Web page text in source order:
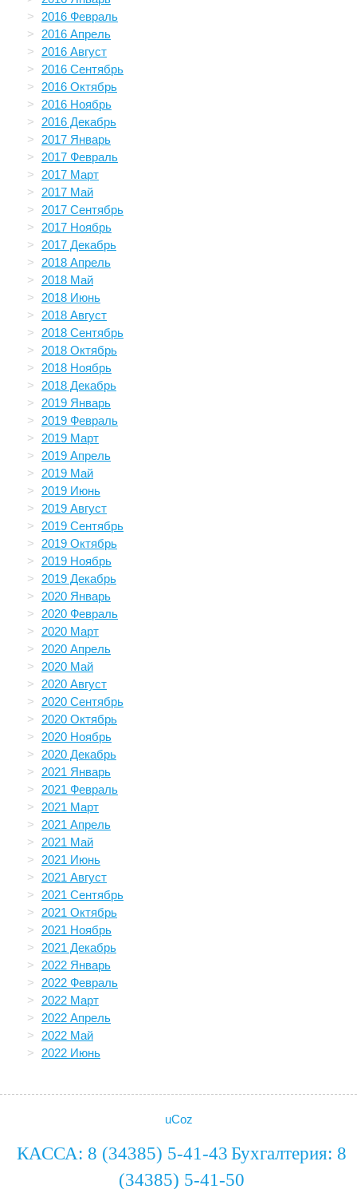
2016 Февраль
2016 Апрель
2016 Август
2016 Сентябрь
2016 Октябрь
2016 Ноябрь
2016 Декабрь
2017 Январь
2017 Февраль
2017 Март
2017 Май
2017 Сентябрь
2017 Ноябрь
2017 Декабрь
2018 Апрель
2018 Май
2018 Июнь
2018 Август
2018 Сентябрь
2018 Октябрь
2018 Ноябрь
2018 Декабрь
2019 Январь
2019 Февраль
2019 Март
2019 Апрель
2019 Май
2019 Июнь
2019 Август
2019 Сентябрь
2019 Октябрь
2019 Ноябрь
2019 Декабрь
2020 Январь
2020 Февраль
2020 Март
2020 Апрель
2020 Май
2020 Август
2020 Сентябрь
2020 Октябрь
2020 Ноябрь
2020 Декабрь
2021 Январь
2021 Февраль
2021 Март
2021 Апрель
2021 Май
2021 Июнь
2021 Август
2021 Сентябрь
2021 Октябрь
2021 Ноябрь
2021 Декабрь
2022 Январь
2022 Февраль
2022 Март
2022 Апрель
2022 Май
2022 Июнь
uCoz
КАССА: 8 (34385) 5-41-43 Бухгалтерия: 8
(34385) 5-41-50